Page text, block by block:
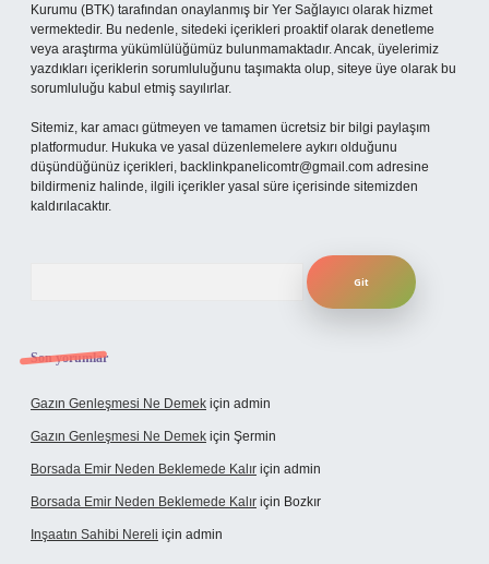
Kurumu (BTK) tarafından onaylanmış bir Yer Sağlayıcı olarak hizmet
vermektedir. Bu nedenle, sitedeki içerikleri proaktif olarak denetleme
veya araştırma yükümlülüğümüz bulunmamaktadır. Ancak, üyelerimiz
yazdıkları içeriklerin sorumluluğunu taşımakta olup, siteye üye olarak bu
sorumluluğu kabul etmiş sayılırlar.
Sitemiz, kar amacı gütmeyen ve tamamen ücretsiz bir bilgi paylaşım
platformudur. Hukuka ve yasal düzenlemelere aykırı olduğunu
düşündüğünüz içerikleri, backlinkpanelicomtr@gmail.com adresine
bildirmeniz halinde, ilgili içerikler yasal süre içerisinde sitemizden
kaldırılacaktır.
Son yorumlar
Gazın Genleşmesi Ne Demek için admin
Gazın Genleşmesi Ne Demek için Şermin
Borsada Emir Neden Beklemede Kalır için admin
Borsada Emir Neden Beklemede Kalır için Bozkır
Inşaatın Sahibi Nereli için admin